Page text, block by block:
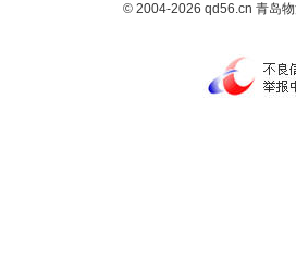
© 2004-2026 qd56.cn 青岛